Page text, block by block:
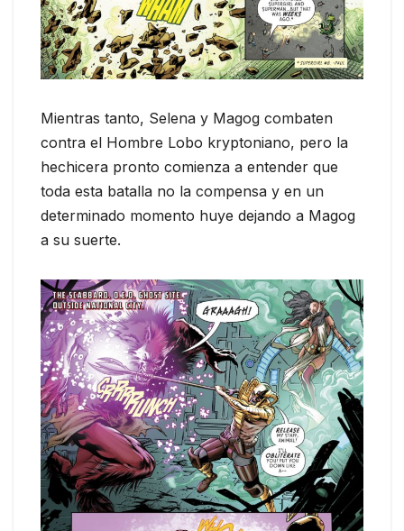
Mientras tanto, Selena y Magog combaten
contra el Hombre Lobo kryptoniano, pero la
hechicera pronto comienza a entender que
toda esta batalla no la compensa y en un
determinado momento huye dejando a Magog
a su suerte.